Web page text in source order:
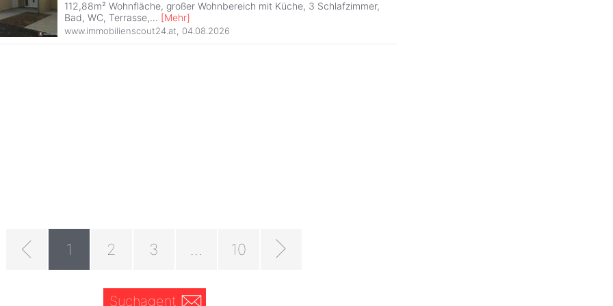
112,88m² Wohnfläche, großer Wohnbereich mit Küche, 3 Schlafzimmer,
Bad, WC, Terrasse,... [Mehr]
www.immobilienscout24.at 04.08.2026
1 2 3 ... 10
Suchagent